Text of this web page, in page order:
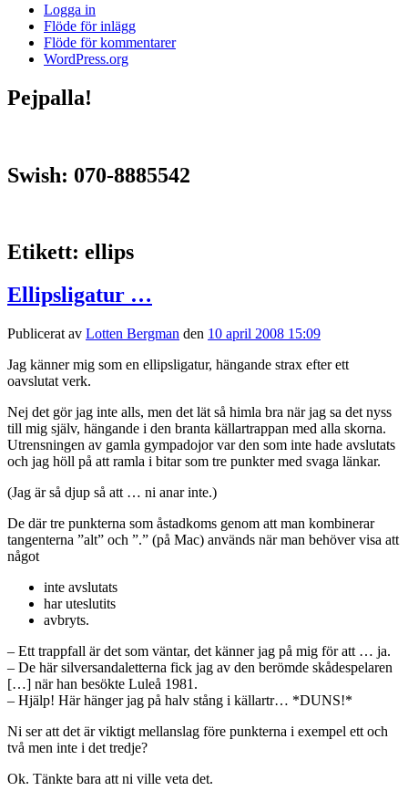
Logga in
Flöde för inlägg
Flöde för kommentarer
WordPress.org
Pejpalla!
Swish: 070-8885542
Etikett: ellips
Ellipsligatur …
Publicerat av Lotten Bergman den 10 april 2008 15:09
Jag känner mig som en ellipsligatur, hängande strax efter ett
oavslutat verk.
Nej det gör jag inte alls, men det lät så himla bra när jag sa det nyss
till mig själv, hängande i den branta källartrappan med alla skorna.
Utrensningen av gamla gympadojor var den som inte hade avslutats
och jag höll på att ramla i bitar som tre punkter med svaga länkar.
(Jag är så djup så att … ni anar inte.)
De där tre punkterna som åstadkoms genom att man kombinerar
tangenterna ”alt” och ”.” (på Mac) används när man behöver visa att
något
inte avslutats
har uteslutits
avbryts.
– Ett trappfall är det som väntar, det känner jag på mig för att … ja.
– De här silversandaletterna fick jag av den berömde skådespelaren
[…] när han besökte Luleå 1981.
– Hjälp! Här hänger jag på halv stång i källartr… *DUNS!*
Ni ser att det är viktigt mellanslag före punkterna i exempel ett och
två men inte i det tredje?
Ok. Tänkte bara att ni ville veta det.